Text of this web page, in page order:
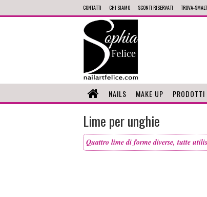
CONTATTI CHI SIAMO SCONTI RISERVATI TROVA-
NAILS MAKE UP PRODOTTI
Lime per unghie
Quattro lime di forme diverse, tutte